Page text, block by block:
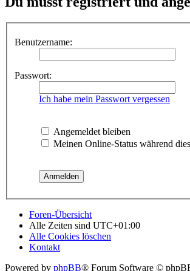
Benutzername:
Passwort:
Ich habe mein Passwort vergessen
Angemeldet bleiben
Meinen Online-Status während
Foren-Übersicht
Alle Zeiten sind UTC+01:00
Alle Cookies löschen
Kontakt
Powered by phpBB® Forum Software ©